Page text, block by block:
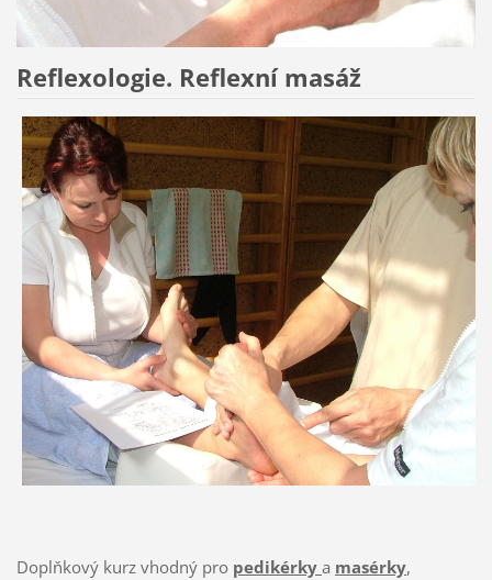
Reflexologie. Reflexní masáž
Doplňkový kurz vhodný pro pedikérky a masérky,